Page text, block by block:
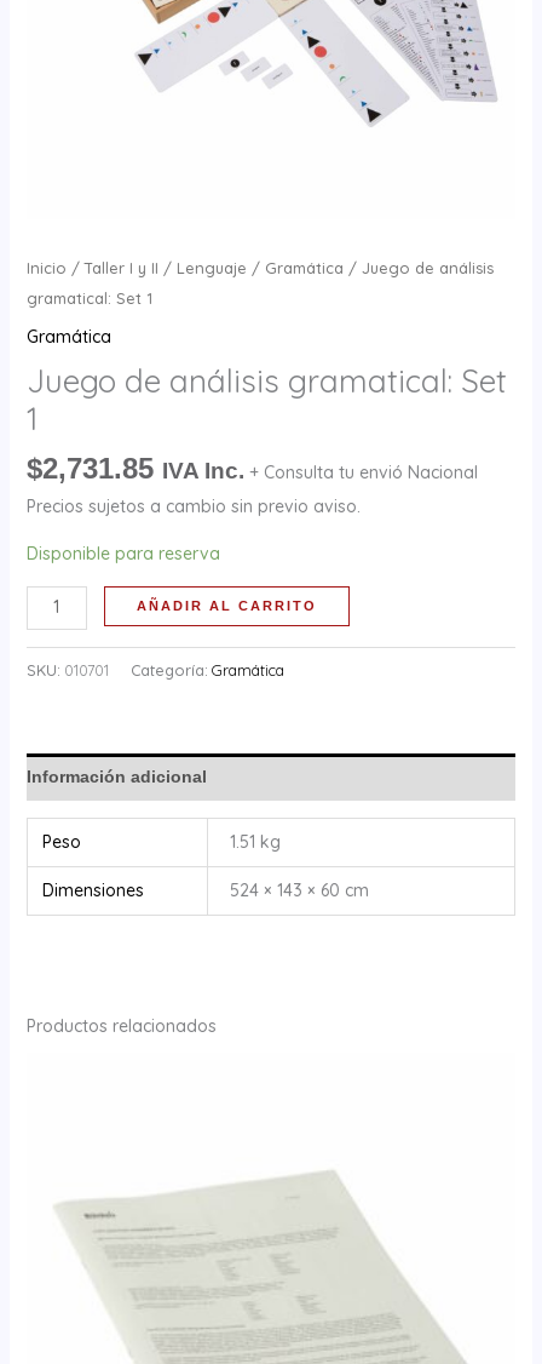
Inicio /Taller I y II / Lenguaje / Gramática / Juego de análisis
gramatical: Set 1
Gramática
Juego de análisis gramatical: Set
1
$2,731.85 IVA Inc. + Consulta tu envió Nacional
Precios sujetos a cambio sin previo aviso.
Disponible para reserva
AÑADIR AL CARRITO
SKU: 010701 Categoría: Gramática
Información adicional
Peso 1.51 kg
Dimensiones 524 × 143 × 60 cm
Productos relacionados